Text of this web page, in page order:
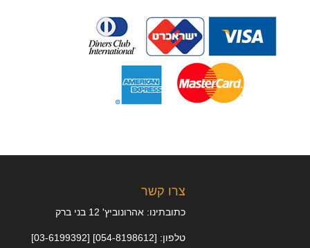
צרו קשר
כתובתינו: אהרונוביץ' 12 בני ברק
טלפון: [054-8198612] [03-6199392]